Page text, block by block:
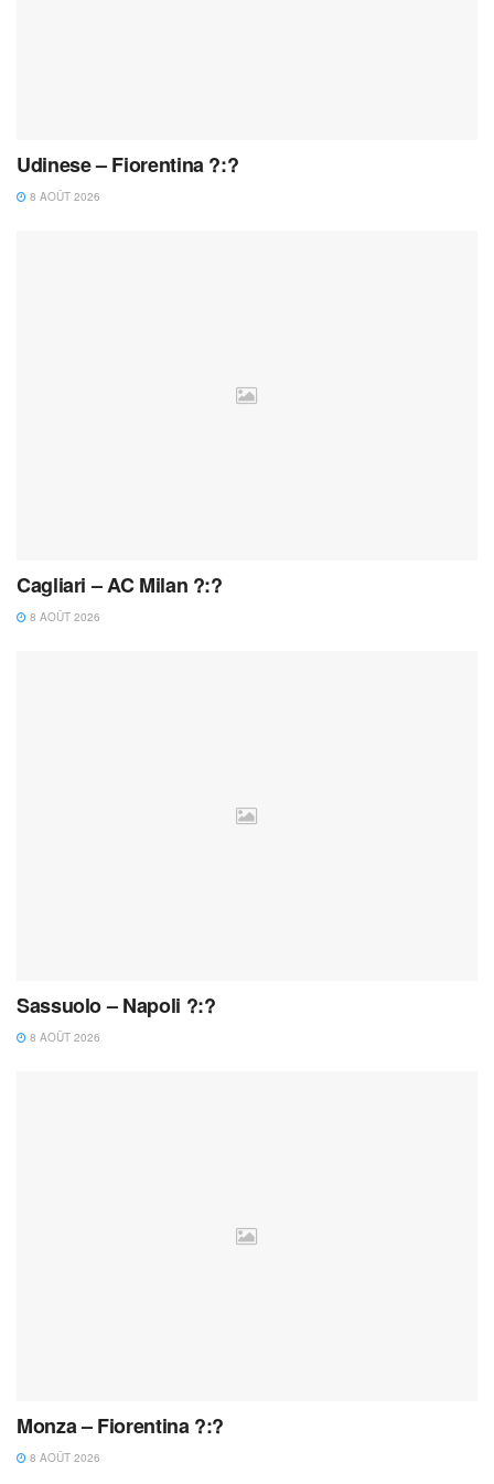
Udinese – Fiorentina ?:?
8 AOÛT 2026
Cagliari – AC Milan ?:?
8 AOÛT 2026
Sassuolo – Napoli ?:?
8 AOÛT 2026
Monza – Fiorentina ?:?
8 AOÛT 2026